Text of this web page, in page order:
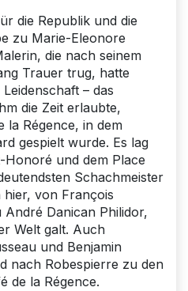
die Republik und die
zu Marie-Eleonore
die nach seinem
Trauer trug, hatte
– das
die Zeit erlaubte,
la Régence, in dem
gespielt wurde. Es lag
Honoré und dem Place
Schachmeister
von François
Danican Philidor,
Welt galt. Auch
und Benjamin
nach Robespierre zu den
de la Régence.